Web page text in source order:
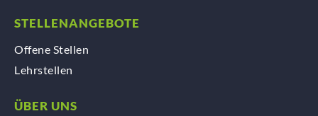
STELLENANGEBOTE
Offene Stellen
Lehrstellen
ÜBER UNS